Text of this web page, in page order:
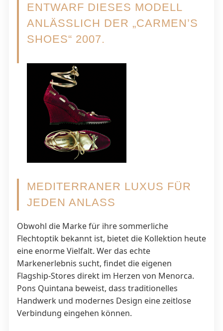
ENTWARF DIESES MODELL
ANLÄSSLICH DER „CARMEN’S
SHOES“ 2007.
MEDITERRANER LUXUS FÜR
JEDEN ANLASS
Obwohl die Marke für ihre sommerliche
Flechtoptik bekannt ist, bietet die Kollektion heute
eine enorme Vielfalt. Wer das echte
Markenerlebnis sucht, findet die eigenen
Flagship-Stores direkt im Herzen von Menorca.
Pons Quintana beweist, dass traditionelles
Handwerk und modernes Design eine zeitlose
Verbindung eingehen können.